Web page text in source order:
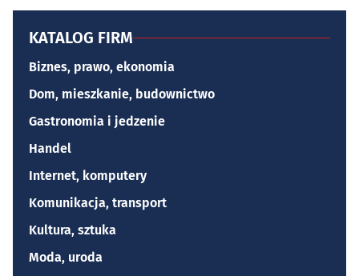
KATALOG FIRM
Biznes, prawo, ekonomia
Dom, mieszkanie, budownictwo
Gastronomia i jedzenie
Handel
Internet, komputery
Komunikacja, transport
Kultura, sztuka
Moda, uroda